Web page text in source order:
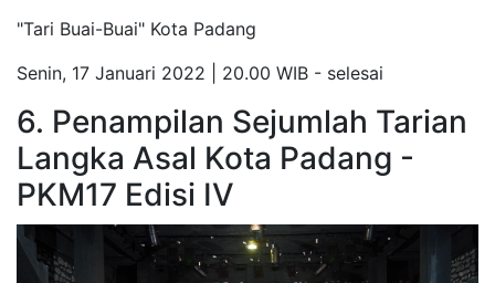
"Tari Buai-Buai" Kota Padang
Senin, 17 Januari 2022 | 20.00 WIB - selesai
6. Penampilan Sejumlah Tarian
Langka Asal Kota Padang -
PKM17 Edisi IV